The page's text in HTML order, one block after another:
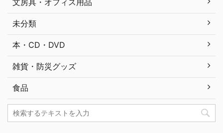
未分類
本・CD・DVD
雑貨・防災グッズ
食品